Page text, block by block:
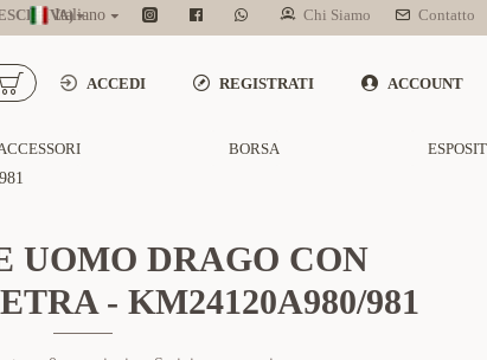
IVA)
Italiano Chi Siamo Contatto
ACCEDI REGISTRATI ACCOUNT
BORSA
UOMO DRAGO CON
- KM24120A980/981